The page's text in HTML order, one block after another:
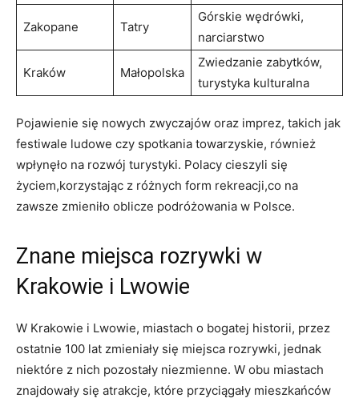
Zakopane Tatry
Górskie wędrówki,
narciarstwo
Kraków Małopolska
Zwiedzanie zabytków,
turystyka kulturalna
Pojawienie się nowych zwyczajów​ oraz imprez, takich jak⁣
festiwale ludowe czy spotkania towarzyskie, również
wpłynęło na rozwój turystyki. Polacy cieszyli się‍
życiem,korzystając z‍ różnych form rekreacji,co na
⁣zawsze zmieniło​ oblicze podróżowania w⁤ Polsce.
Znane miejsca⁤ rozrywki w
Krakowie i Lwowie
W Krakowie i Lwowie, ⁤miastach o bogatej historii, przez
⁢ostatnie 100 lat zmieniały się miejsca rozrywki, jednak
niektóre z nich pozostały niezmienne. W⁣ obu miastach
⁤znajdowały się atrakcje, które przyciągały‍ mieszkańców